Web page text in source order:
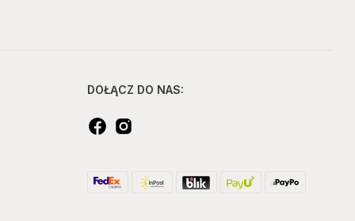
DOŁĄCZ DO NAS: